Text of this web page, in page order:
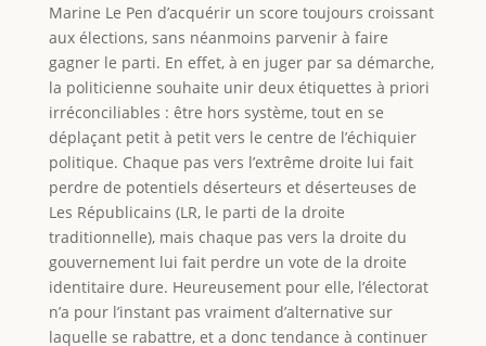
Marine Le Pen d’acquérir un score toujours croissant
aux élections, sans néanmoins parvenir à faire
gagner le parti. En effet, à en juger par sa démarche,
la politicienne souhaite unir deux étiquettes à priori
irréconciliables : être hors système, tout en se
déplaçant petit à petit vers le centre de l’échiquier
politique. Chaque pas vers l’extrême droite lui fait
perdre de potentiels déserteurs et déserteuses de
Les Républicains (LR, le parti de la droite
traditionnelle), mais chaque pas vers la droite du
gouvernement lui fait perdre un vote de la droite
identitaire dure. Heureusement pour elle, l’électorat
n’a pour l’instant pas vraiment d’alternative sur
laquelle se rabattre, et a donc tendance à continuer